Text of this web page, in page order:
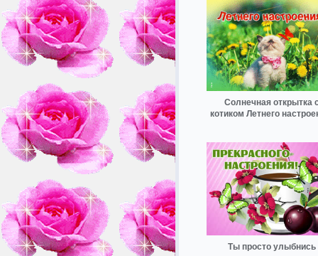
Солнечная открытка
котиком Летнего
Ты просто улыбнись